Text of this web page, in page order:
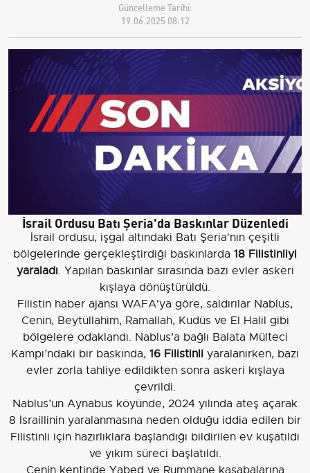
Güncelleme Tarihi:
19.06.2025 08:12
İsrail Ordusu Batı Şeria'da Baskınlar Düzenledi
İsrail ordusu, işgal altındaki Batı Şeria'nın çeşitli
bölgelerinde gerçekleştirdiği baskınlarda 18 Filistinliyi
yaraladı. Yapılan baskınlar sırasında bazı evler askeri
kışlaya dönüştürüldü.
Filistin haber ajansı WAFA'ya göre, saldırılar Nablus,
Cenin, Beytüllahim, Ramallah, Kudüs ve El Halil gibi
bölgelere odaklandı. Nablus’a bağlı Balata Mülteci
Kampı’ndaki bir baskında, 16 Filistinli yaralanırken, bazı
evler zorla tahliye edildikten sonra askeri kışlaya
çevrildi.
Nablus’un Aynabus köyünde, 2024 yılında ateş açarak
8 İsraillinin yaralanmasına neden olduğu iddia edilen bir
Filistinli için hazırlıklara başlandığı bildirilen ev kuşatıldı
ve yıkım süreci başlatıldı.
Cenin kentinde Yabed ve Rummane kasabalarına